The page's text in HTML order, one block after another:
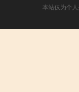
本站仅为个